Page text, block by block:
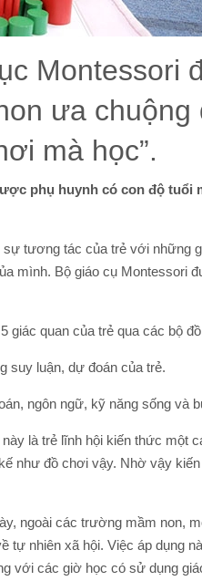
Montessori
ưa
mà học”.
phụ huynh có con độ tuổi
tương tác của trẻ với những
mình. Bộ giáo cụ Montessori
giác quan của trẻ qua các bộ
suy luận, dự đoán của trẻ.
ngôn ngữ, kỹ năng sống
là trẻ lĩnh hội kiến thức một
như đồ chơi vậy. Nhờ vậy
ngoài các trường mầm non,
tự nhiên xã hội. Việc áp dụng
với các giờ học có sử dụng